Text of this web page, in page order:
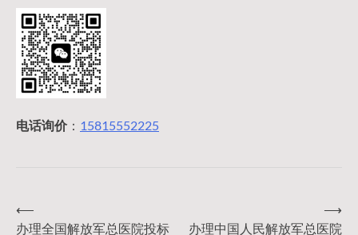
电话询价： 15815552225
文
⟵
办理全国解放军总医院投标
办理中国人民解放军总医院
⟶